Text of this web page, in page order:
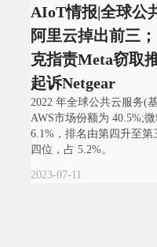
AIoT情报|全球公
阿里云掉出前三
克指责Meta窃取
起诉Netgear
2022 年全球公共云服务(
AWS市场份额为 40.5%;
6.1%，排名由第四升至
四位，占 5.2%。
2023-07-11